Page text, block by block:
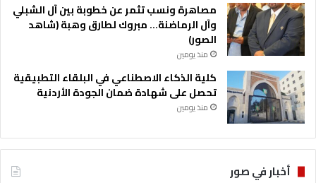
مصاهرة ونسب تثمر عن خطوبة بين آل الشبلي
وآل الرماضنة… مبروك لطارق وهبة (شاهد
الصور)
منذ يومين
كلية الذكاء الاصطناعي في البلقاء التطبيقية
تحصل على شهادة ضمان الجودة الأردنية
منذ يومين
أخبار في صور